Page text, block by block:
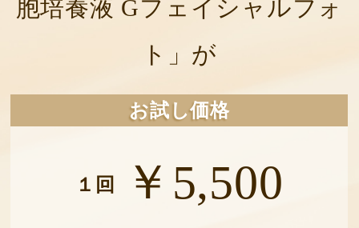
胞培養液 Gフェイシャルフォ
ト」が
お試し価格
１回 ￥5,500